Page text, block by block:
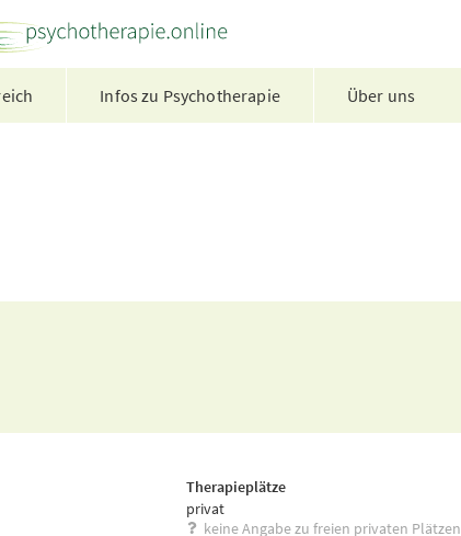
Infos zu Psychotherapie Über uns
Therapieplätze
privat
keine Angabe zu freien privaten Plätzen